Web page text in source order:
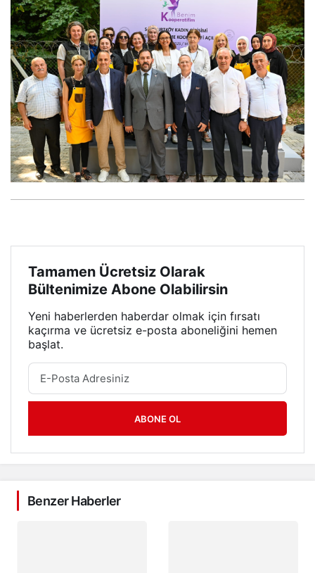
Tamamen Ücretsiz Olarak
Bültenimize Abone Olabilirsin
Yeni haberlerden haberdar olmak için fırsatı
kaçırma ve ücretsiz e-posta aboneliğini hemen
başlat.
ABONE OL
Benzer Haberler